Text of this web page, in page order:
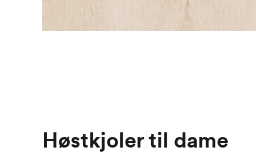
Høstkjoler til dame